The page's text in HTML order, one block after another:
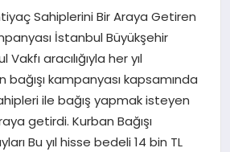
Sahiplerini Bir Araya Getiren
İstanbul Büyükşehir
aracılığıyla her yıl
kampanyası kapsamında
ile bağış yapmak isteyen
getirdi. Kurban Bağışı
Bu yıl hisse bedeli 14 bin TL